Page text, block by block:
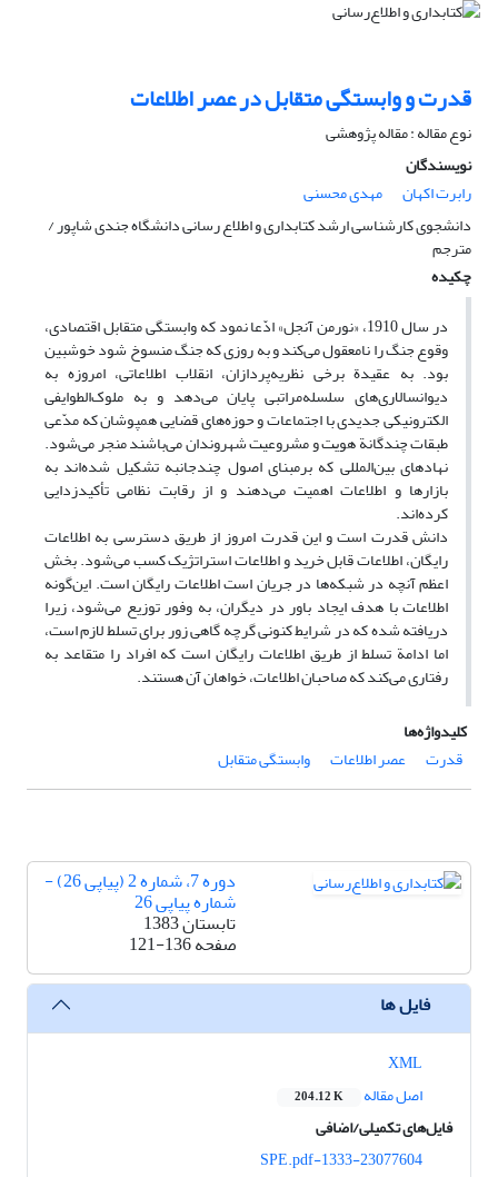
قدرت و وابستگی متقابل در عصر اطلاعات
نوع مقاله : مقاله پژوهشی
نویسندگان
رابرت اکهان
مهدی محسنی
دانشجوی کارشناسی ارشد کتابداری و اطلاع رسانی دانشگاه جندی شاپور /
مترجم
چکیده
در سال 1910، «نورمن آنجل» اد‌ّعا نمود که وابستگی متقابل اقتصادی،
وقوع جنگ را نامعقول می‌کند و به روزی که جنگ منسوخ شود خوشبین
بود. به عقیدة برخی نظریه‌پردازان، انقلاب اطلاعاتی، امروزه به
دیوانسالاری‌های سلسله‌مراتبی پایان می‌دهد و به ملوک‌الطوایفی
الکترونیکی جدیدی با اجتماعات و حوزه‌های قضایی همپوشان که مد‌ّعی
طبقات چندگانة هوی‍ّت و مشروعی‍ّت شهروندان می‌باشند منجر می‌شود.
نهادهای بین‌المللی که برمبنای اصول چندجانبه تشکیل شده‌اند به
بازارها و اطلاعات اهمیت می‌دهند و از رقابت نظامی تأکیدزدایی
کرده‌اند.
دانش قدرت است و این قدرت امروز از طریق دسترسی به اطلاعات
رایگان، اطلاعات قابل خرید و اطلاعات استراتژیک کسب می‌شود. بخش
اعظم آنچه در شبکه‌ها در جریان است اطلاعات رایگان است. این‌گونه
اطلاعات با هدف ایجاد باور در دیگران، به وفور توزیع می‌شود، زیرا
دریافته شده که در شرایط کنونی گرچه گاهی زور برای تسلط لازم است،
اما ادامة تسلط از طریق اطلاعات رایگان است که افراد را متقاعد به
رفتاری می‌کند که صاحبان اطلاعات، خواهان آن هستند.
کلیدواژه‌ها
قدرت
عصر اطلاعات وابستگی متقابل
دوره 7، شماره 2 (پیاپی 26) -
شماره پیاپی 26
تابستان 1383
صفحه121-136
فایل ها
اصل مقاله
204.12 K
فایل‌های تکمیلی/اضافی
1333-23077604-SPE.pdf